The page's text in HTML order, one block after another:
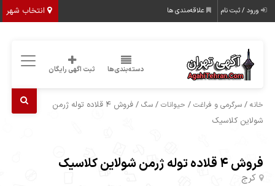
انتخاب شهر ورود / ثبت نام علاقه‌مندی ها
دسته‌بندی‌ها ثبت اگهی رایگان
خانه /سرگرمی و فراغت / حیوانات /سگ
/ فروش 4 قلاده توله ژرمن
شولاین کلاسیک
فروش 4 قلاده توله ژرمن شولاین کلاسیک
کرج